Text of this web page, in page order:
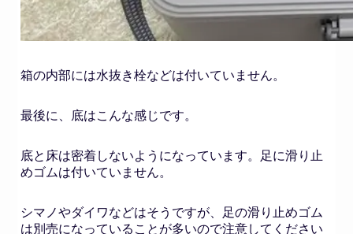
箱の内部には水抜き栓などは付いていません。
最後に、底はこんな感じです。
底と床は密着しないようになっています。足に滑り止
めゴムは付いていません。
シマノやダイワなどはそうですが、足の滑り止めゴム
は別売になっていることが多いので注意してください